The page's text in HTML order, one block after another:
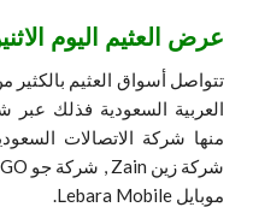
عرض العثيم اليوم
تتواصل أسواق العثيم بالكثير
العربية السعودية فذلك عبر
موبايل Lebara Mobile.